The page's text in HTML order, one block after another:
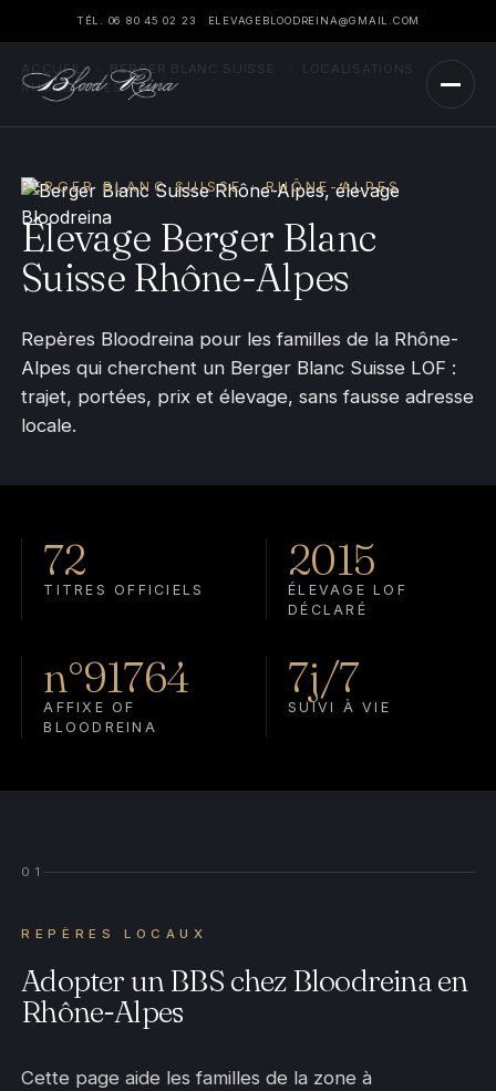
TÉL. 06 80 45 02 23 ELEVAGEBLOODREINA@GMAIL.COM
ACCUEIL BERGER BLANC SUISSE
›
RHÔNE-ALPES
BERGER BLANC SUISSE · RHÔNE-ALPES
Élevage Berger Blanc
Suisse Rhône-Alpes
Repères Bloodreina pour les familles de la Rhône-
Alpes qui cherchent un Berger Blanc Suisse LOF :
trajet, portées, prix et élevage, sans fausse adresse
locale.
72
TITRES OFFICIELS
2015
ÉLEVAGE LOF
DÉCLARÉ
n°91764
AFFIXE OF
BLOODREINA
7j/7
SUIVI À VIE
01
REPÈRES LOCAUX
Adopter un BBS chez Bloodreina en
Rhône-Alpes
Cette page aide les familles de la zone à